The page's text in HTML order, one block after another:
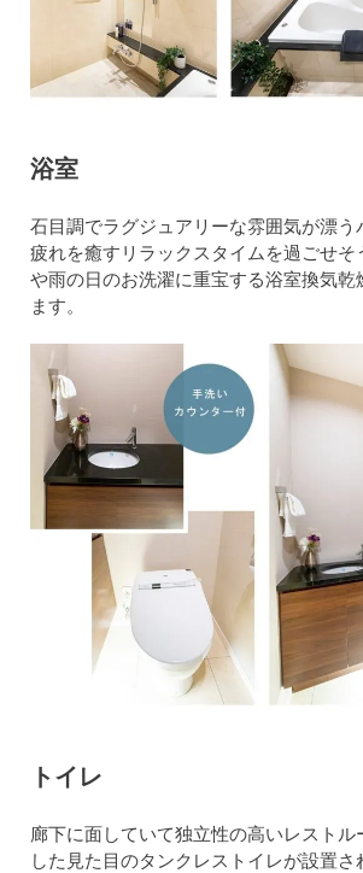
浴室
石目調でラグジュアリーな雰囲気が漂う
疲れを癒すリラックスタイムを過ごせそ
や雨の日のお洗濯に重宝する浴室換気乾
ます。
トイレ
廊下に面していて独立性の高いレストル
した見た目のタンクレストイレが設置